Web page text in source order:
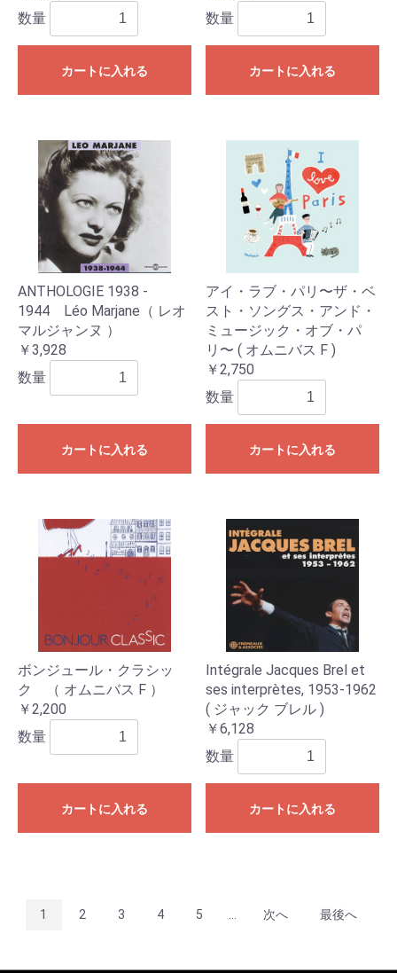
数量
カートに入れる
数量
カートに入れる
ANTHOLOGIE 1938 -
1944 Léo Marjane（ レオ
マルジャンヌ ）
￥3,928
数量
カートに入れる
アイ・ラブ・パリ〜ザ・ベ
スト・ソングス・アンド・
ミュージック・オブ・パ
リ〜 ( オムニバス F )
￥2,750
数量
カートに入れる
ボンジュール・クラシッ
ク （ オムニバス F ）
￥2,200
数量
カートに入れる
Intégrale Jacques Brel et
ses interprètes, 1953-1962
( ジャック ブレル )
￥6,128
数量
カートに入れる
1 2 3 4 5 次へ 最後へ